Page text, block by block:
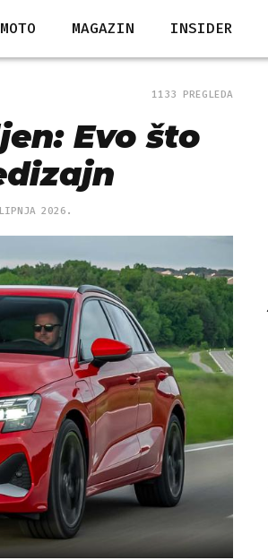
MOTO MAGAZIN INSIDER
1133 PREGLEDA
Evo što
2026.